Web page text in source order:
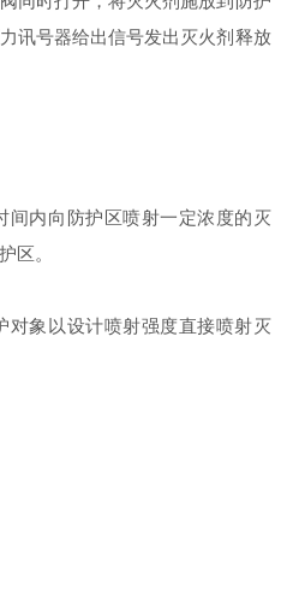
讯号器给出信号发出灭火剂释放
内向防护区喷射一定浓度的灭
区。
象以设计喷射强度直接喷射灭